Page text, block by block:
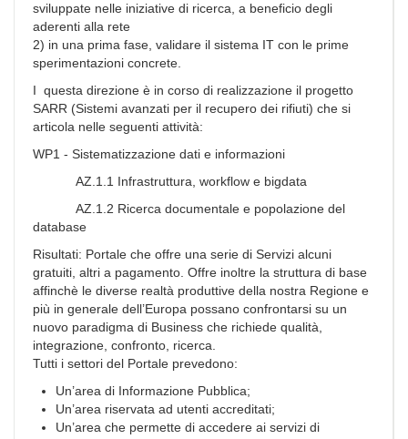
sviluppate nelle iniziative di ricerca, a beneficio degli
aderenti alla rete
2) in una prima fase, validare il sistema IT con le prime
sperimentazioni concrete.
I questa direzione è in corso di realizzazione il progetto
SARR (Sistemi avanzati per il recupero dei rifiuti) che si
articola nelle seguenti attività:
WP1 - Sistematizzazione dati e informazioni
AZ.1.1 Infrastruttura, workflow e bigdata
AZ.1.2 Ricerca documentale e popolazione del
database
Risultati: Portale che offre una serie di Servizi alcuni
gratuiti, altri a pagamento. Offre inoltre la struttura di base
affinchè le diverse realtà produttive della nostra Regione e
più in generale dell’Europa possano confrontarsi su un
nuovo paradigma di Business che richiede qualità,
integrazione, confronto, ricerca.
Tutti i settori del Portale prevedono:
Un’area di Informazione Pubblica;
Un’area riservata ad utenti accreditati;
Un’area che permette di accedere ai servizi di